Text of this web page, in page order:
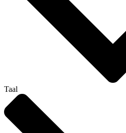
Taal